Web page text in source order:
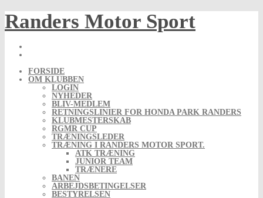
Skip
to
content
Randers Motor Sport
FORSIDE
OM KLUBBEN
LOGIN
NYHEDER
BLIV-MEDLEM
RETNINGSLINIER FOR HONDA PARK RANDERS
KLUBMESTERSKAB
RGMR CUP
TRÆNINGSLEDER
TRÆNING I RANDERS MOTOR SPORT.
ATK TRÆNING
JUNIOR TEAM
TRÆNERE
BANEN
ARBEJDSBETINGELSER
BESTYRELSEN